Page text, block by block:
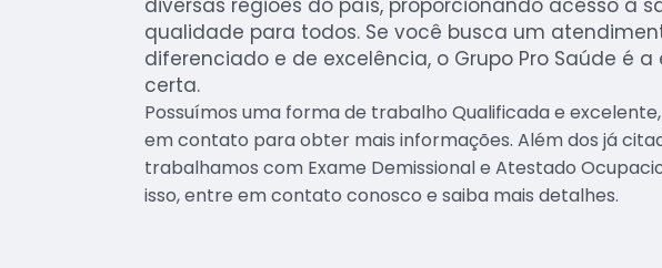
qualidade para todos. Se você busca um
diferenciado e de excelência, o Grupo Pro Saúde é a
certa.
Possuímos uma forma de trabalho Qualificada e
em contato para obter mais informações. Além dos já
trabalhamos com Exame Demissional e Atestado
isso, entre em contato conosco e saiba mais detalhes.